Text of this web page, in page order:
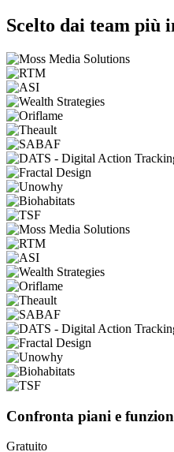
Scelto dai team più
Confronta piani e
Gratuito